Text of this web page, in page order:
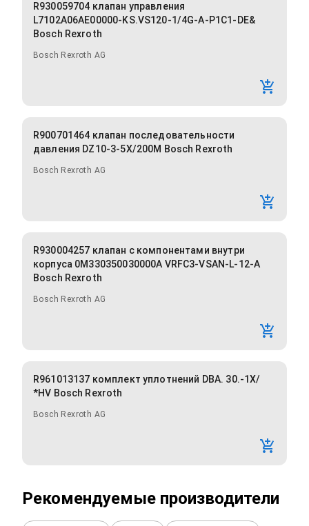
R930059704 клапан управления
L7102A06AE00000-KS.VS120-1/4G-A-P1C1-DE&
Bosch Rexroth
Bosch Rexroth AG
R900701464 клапан последовательности
давления DZ10-3-5X/200M Bosch Rexroth
Bosch Rexroth AG
R930004257 клапан с компонентами внутри
корпуса 0M330350030000A VRFC3-VSAN-L-12-A
Bosch Rexroth
Bosch Rexroth AG
R961013137 комплект уплотнений DBA. 30.-1X/
*HV Bosch Rexroth
Bosch Rexroth AG
Рекомендуемые производители